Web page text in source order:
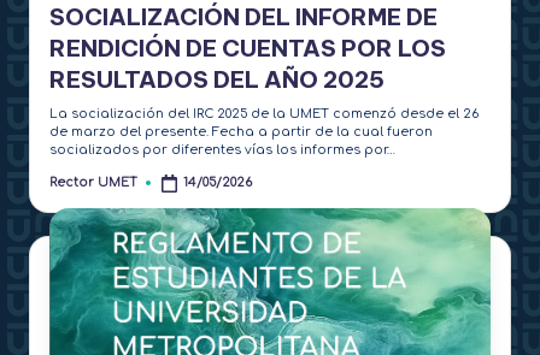
SOCIALIZACIÓN DEL INFORME DE
RENDICIÓN DE CUENTAS POR LOS
RESULTADOS DEL AÑO 2025
La socialización del IRC 2025 de la UMET comenzó desde el 26
de marzo del presente. Fecha a partir de la cual fueron
socializados por diferentes vías los informes por…
Publicado
Rector UMET 14/05/2026